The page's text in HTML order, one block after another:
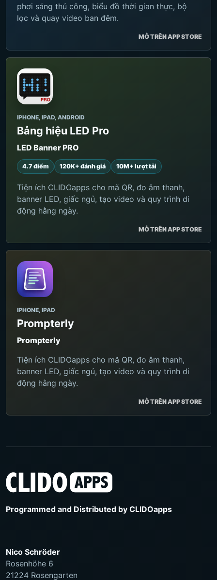
phơi sáng thủ công, biểu đồ thời gian thực, bộ
lọc và quay video ban đêm.
MỞ TRÊN APP STORE
IPHONE, IPAD, ANDROID
Bảng hiệu LED Pro
LED Banner PRO
4.7 điểm 120K+ đánh giá 10M+ lượt tải
Tiện ích CLIDOapps cho mã QR, đo âm thanh,
banner LED, giấc ngủ, tạo video và quy trình di
động hằng ngày.
MỞ TRÊN APP STORE
IPHONE, IPAD
Prompterly
Prompterly
Tiện ích CLIDOapps cho mã QR, đo âm thanh,
banner LED, giấc ngủ, tạo video và quy trình di
động hằng ngày.
MỞ TRÊN APP STORE
Programmed and Distributed by CLIDOapps
Nico Schröder
Rosenhöhe 6
21224 Rosengarten